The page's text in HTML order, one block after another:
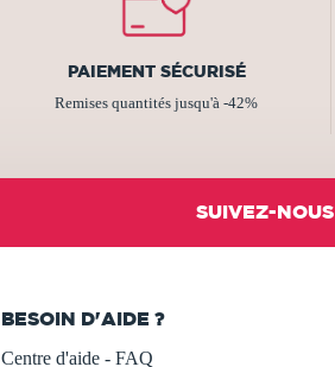
PAIEMENT SÉCURISÉ
Remises quantités jusqu'à -42%
SUIVEZ-NOUS
BESOIN D'AIDE ?
Centre d'aide - FAQ